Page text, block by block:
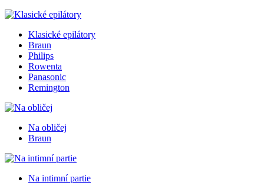
Klasické epilátory
Braun
Philips
Rowenta
Panasonic
Remington
Na obličej
Braun
Na intimní partie